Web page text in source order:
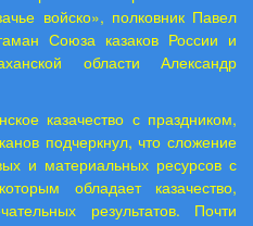
войско», полковник Павел
Союза казаков России и
области Александр
казачество с праздником,
подчеркнул, что сложение
и материальных ресурсов с
обладает казачество,
результатов. Почти